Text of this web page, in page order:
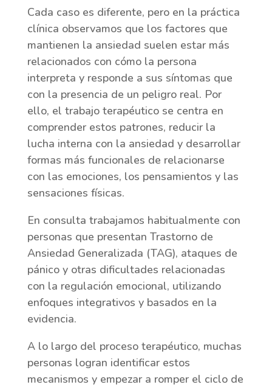
Cada caso es diferente, pero en la práctica
clínica observamos que los factores que
mantienen la ansiedad suelen estar más
relacionados con cómo la persona
interpreta y responde a sus síntomas que
con la presencia de un peligro real. Por
ello, el trabajo terapéutico se centra en
comprender estos patrones, reducir la
lucha interna con la ansiedad y desarrollar
formas más funcionales de relacionarse
con las emociones, los pensamientos y las
sensaciones físicas.
En consulta trabajamos habitualmente con
personas que presentan Trastorno de
Ansiedad Generalizada (TAG), ataques de
pánico y otras dificultades relacionadas
con la regulación emocional, utilizando
enfoques integrativos y basados en la
evidencia.
A lo largo del proceso terapéutico, muchas
personas logran identificar estos
mecanismos y empezar a romper el ciclo de